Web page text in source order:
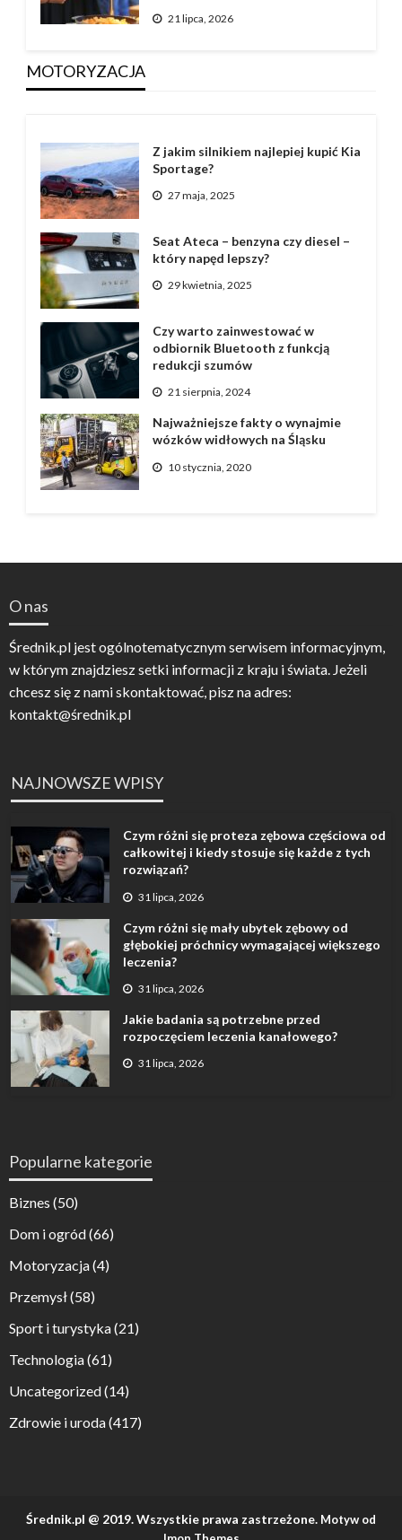
21 lipca, 2026
MOTORYZACJA
Z jakim silnikiem najlepiej kupić Kia
Sportage?
27 maja, 2025
Seat Ateca – benzyna czy diesel –
który napęd lepszy?
29 kwietnia, 2025
Czy warto zainwestować w
odbiornik Bluetooth z funkcją
redukcji szumów
21 sierpnia, 2024
Najważniejsze fakty o wynajmie
wózków widłowych na Śląsku
10 stycznia, 2020
O nas
Średnik.pl jest ogólnotematycznym serwisem informacyjnym,
w którym znajdziesz setki informacji z kraju i świata. Jeżeli
chcesz się z nami skontaktować, pisz na adres:
kontakt@średnik.pl
NAJNOWSZE WPISY
Czym różni się proteza zębowa częściowa od
całkowitej i kiedy stosuje się każde z tych
rozwiązań?
31 lipca, 2026
Czym różni się mały ubytek zębowy od
głębokiej próchnicy wymagającej większego
leczenia?
31 lipca, 2026
Jakie badania są potrzebne przed
rozpoczęciem leczenia kanałowego?
31 lipca, 2026
Popularne kategorie
Biznes (50)
Dom i ogród(66)
Motoryzacja(4)
Przemysł(58)
Sport i turystyka(21)
Technologia(61)
Uncategorized(14)
Zdrowie i uroda(417)
Średnik.pl @ 2019. Wszystkie prawa zastrzeżone. Motyw od